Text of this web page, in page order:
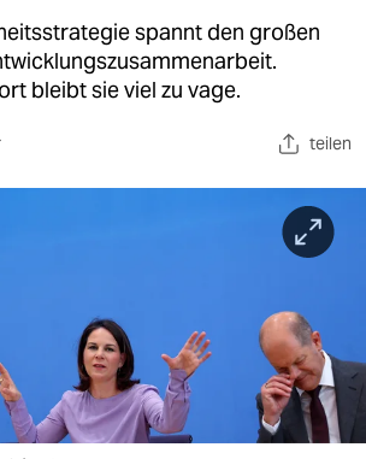
spannt den großen
bleibt sie viel zu vage.
teilen